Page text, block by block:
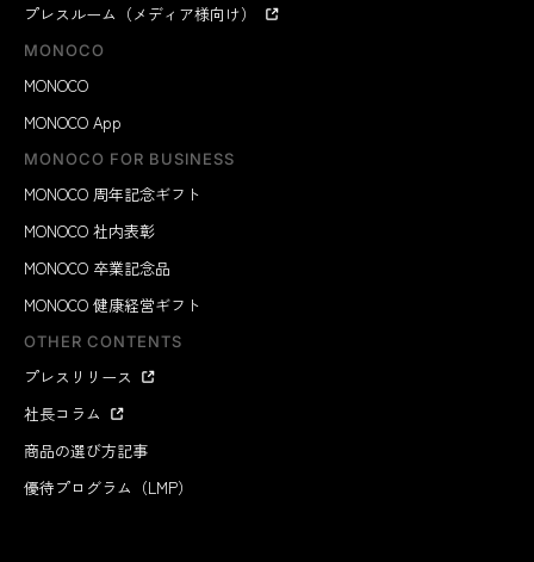
いのが特徴です。
「タレッジョ」は、もともと北イタリアのタレッジョ渓
谷でつくられていた冬の保存食。今ではアクセスの良い
平地での製造が中心ですが、タレッジョ渓谷産のものは
プレスルーム（メディア様向け）
MONOCO
MONOCO
MONOCO App
MONOCO FOR BUSINESS
MONOCO 周年記念ギフト
MONOCO 社内表彰
MONOCO 卒業記念品
MONOCO 健康経営ギフト
OTHER CONTENTS
プレスリリース
社長コラム
商品の選び方記事
優待プログラム（LMP）